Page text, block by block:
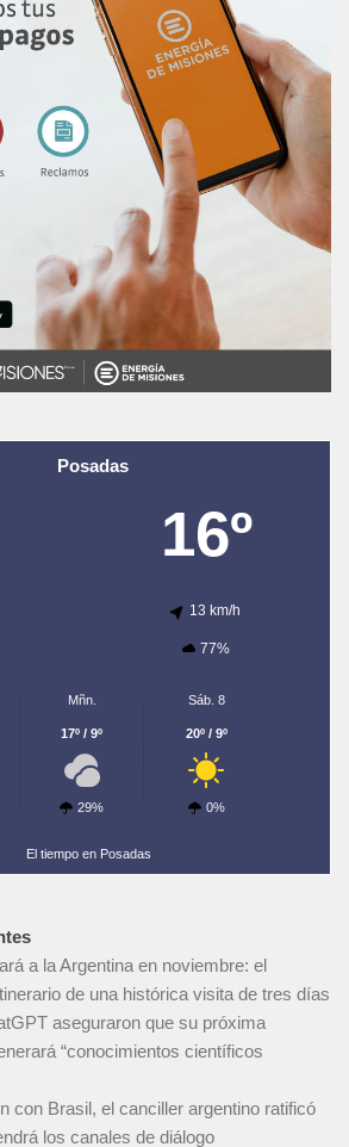
Posadas
16º
13 km/h
77%
Mñn.
17º / 9º
29%
Sáb. 8
20º / 9º
0%
El tiempo en Posadas
a la Argentina en noviembre: el
de una histórica visita de tres días
aseguraron que su próxima
“conocimientos científicos
con Brasil, el canciller argentino ratificó
los canales de diálogo